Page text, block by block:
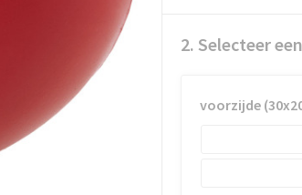
2. Selecteer
voorzijde